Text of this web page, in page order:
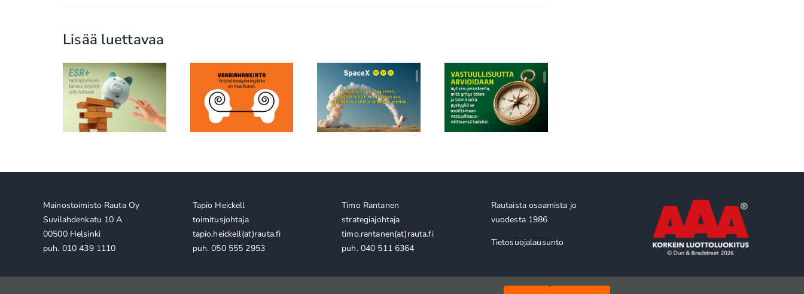
Lisää luettavaa
Yritysyhteistyö ei ole
hyväntekeväisyyttä: se
on strategista
vastuullisuutta
SpaceX, ESG ja
rahoituksen uusi
todellisuus: edes
maailman rikkaimman
miehen yhtiö ei ole due
diligencen ulkopuolella
Vastuullisuusviestintä
ei ole enää
viestintäkysymys
ESR+ voi olla
järjestöille enemmän
kuin rahoituskanava: se
voi auttaa sanoittamaan
vaikuttavuutta
Mainostoimisto Rauta Oy
Suvilahdenkatu 10 A
00500 Helsinki
puh. 010 439 1110
Tapio Heickell
toimitusjohtaja
tapio.heickell(at)rauta.fi
puh. 050 555 2953
Timo Rantanen
strategiajohtaja
timo.rantanen(at)rauta.fi
puh. 040 511 6364
Rautaista osaamista jo
vuodesta 1986
Tietosuojalausunto